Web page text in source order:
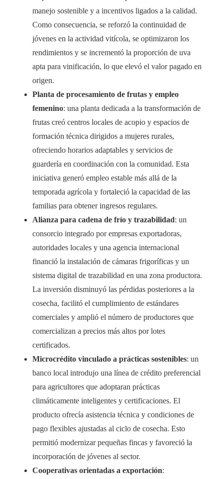
manejo sostenible y a incentivos ligados a la calidad.
Como consecuencia, se reforzó la continuidad de
jóvenes en la actividad vitícola, se optimizaron los
rendimientos y se incrementó la proporción de uva
apta para vinificación, lo que elevó el valor pagado en
origen.
Planta de procesamiento de frutas y empleo
femenino: una planta dedicada a la transformación de
frutas creó centros locales de acopio y espacios de
formación técnica dirigidos a mujeres rurales,
ofreciendo horarios adaptables y servicios de
guardería en coordinación con la comunidad. Esta
iniciativa generó empleo estable más allá de la
temporada agrícola y fortaleció la capacidad de las
familias para obtener ingresos regulares.
Alianza para cadena de frío y trazabilidad: un
consorcio integrado por empresas exportadoras,
autoridades locales y una agencia internacional
financió la instalación de cámaras frigoríficas y un
sistema digital de trazabilidad en una zona productora.
La inversión disminuyó las pérdidas posteriores a la
cosecha, facilitó el cumplimiento de estándares
comerciales y amplió el número de productores que
comercializan a precios más altos por lotes
certificados.
Microcrédito vinculado a prácticas sostenibles: un
banco local introdujo una línea de crédito preferencial
para agricultores que adoptaran prácticas
climáticamente inteligentes y certificaciones. El
producto ofrecía asistencia técnica y condiciones de
pago flexibles ajustadas al ciclo de cosecha. Esto
permitió modernizar pequeñas fincas y favoreció la
incorporación de jóvenes al sector.
Cooperativas orientadas a exportación: